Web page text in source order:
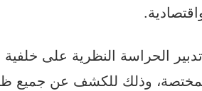
الحراسة النظرية على
المختصة، وذلك للكشف عن